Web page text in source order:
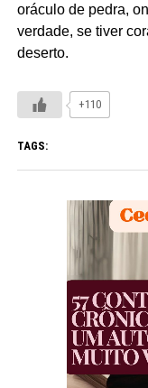
oráculo de pedra,
verdade, se tiver
deserto.
+110
TAGS: